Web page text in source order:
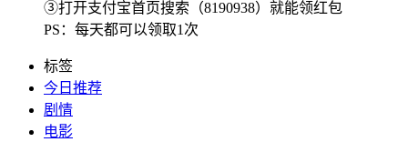
③打开支付宝首页搜索（8190938）就能领红包
PS：每天都可以领取1次
标签
今日推荐
剧情
电影